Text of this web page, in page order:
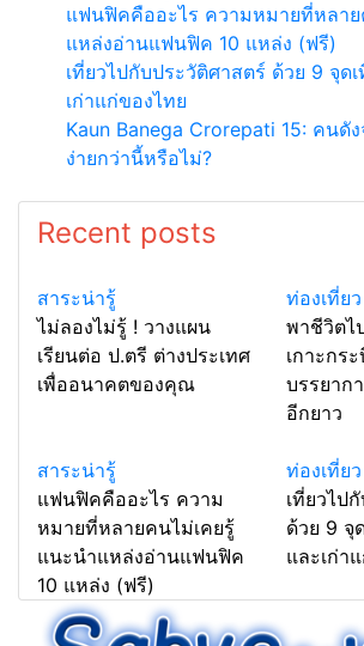
แฟนฟิคคืออะไร ความหมายที่หลาย
แหล่งอ่านแฟนฟิค 10 แหล่ง (ฟรี)
เที่ยวไปกับประวัติศาสตร์ ด้วย 9 จุด
เก่าแก่ของไทย
Kaun Banega Crorepati 15: คนดั
ง่ายกว่านี้หรือไม่?
Recent posts
สาระน่ารู้
ไม่ลองไม่รู้ ! วางแผน
เรียนต่อ ป.ตรี ต่างประเทศ
เพื่ออนาคตของคุณ
ท่องเที่ยว
พาชีวิตไ
เกาะกร
บรรยาก
อีกยาว
สาระน่ารู้
แฟนฟิคคืออะไร ความ
หมายที่หลายคนไม่เคยรู้
แนะนำแหล่งอ่านแฟนฟิค
10 แหล่ง (ฟรี)
ท่องเที่ยว
เที่ยวไป
ด้วย 9 จุ
และเก่า